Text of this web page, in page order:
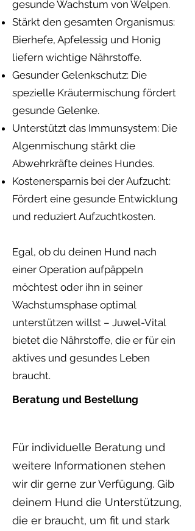
gesunde Wachstum von Welpen.
Stärkt den gesamten Organismus:
Bierhefe, Apfelessig und Honig
liefern wichtige Nährstoffe.
Gesunder Gelenkschutz: Die
spezielle Kräutermischung fördert
gesunde Gelenke.
Unterstützt das Immunsystem: Die
Algenmischung stärkt die
Abwehrkräfte deines Hundes.
Kostenersparnis bei der Aufzucht:
Fördert eine gesunde Entwicklung
und reduziert Aufzuchtkosten.
Egal, ob du deinen Hund nach
einer Operation aufpäppeln
möchtest oder ihn in seiner
Wachstumsphase optimal
unterstützen willst – Juwel-Vital
bietet die Nährstoffe, die er für ein
aktives und gesundes Leben
braucht.
Beratung und Bestellung
Für individuelle Beratung und
weitere Informationen stehen
wir dir gerne zur Verfügung. Gib
deinem Hund die Unterstützung,
die er braucht, um fit und stark